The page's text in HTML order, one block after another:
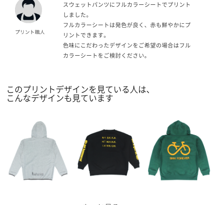
スウェットパンツにフルカラーシートでプリント
しました。
フルカラーシートは発色が良く、赤も鮮やかにプ
リントできます。
色味にこだわったデザインをご希望の場合はフル
カラーシートをご検討ください。
このプリントデザインを見ている人は、
こんなデザインも見ています